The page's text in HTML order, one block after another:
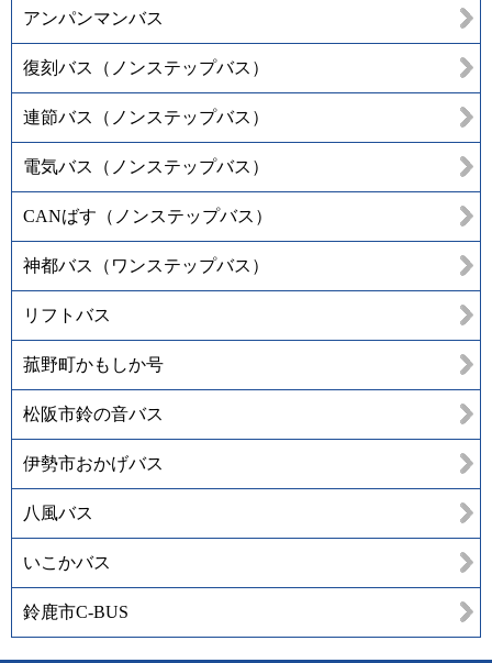
アンパンマンバス
復刻バス（ノンステップバス）
連節バス（ノンステップバス）
電気バス（ノンステップバス）
CANばす（ノンステップバス）
神都バス（ワンステップバス）
リフトバス
菰野町かもしか号
松阪市鈴の音バス
伊勢市おかげバス
八風バス
いこかバス
鈴鹿市C-BUS